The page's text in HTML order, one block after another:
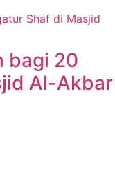
bagi 20
Al-Akbar